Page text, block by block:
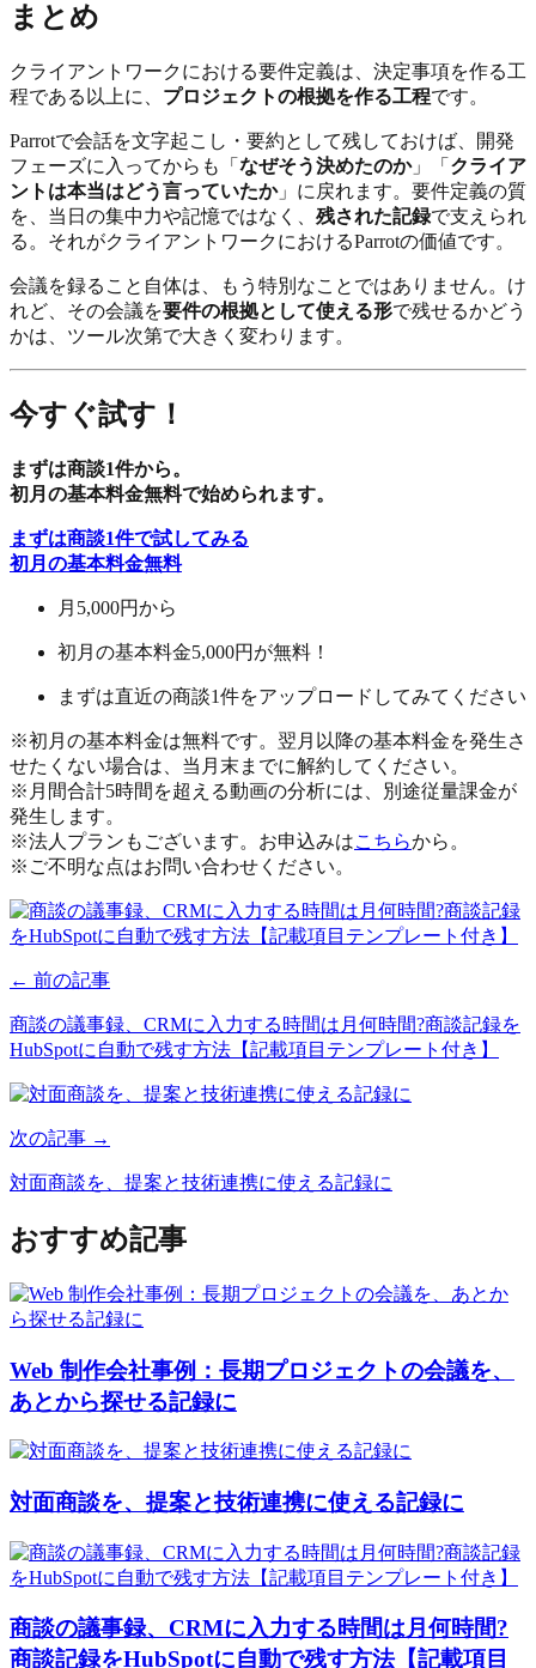
まとめ
クライアントワークにおける要件定義は、決定事項を作る工
程である以上に、 プロジェクトの根拠を作る工程です。
Parrotで会話を文字起こし・要約として残しておけば、開発
フェーズに入ってからも「 なぜそう決めたのか」「 クライア
ントは本当はどう言っていたか」に戻れます。要件定義の質
を、当日の集中力や記憶ではなく、 残された記録で支えられ
る。それがクライアントワークにおけるParrotの価値です。
会議を録ること自体は、もう特別なことではありません。け
れど、その会議を要件の根拠として使える形で残せるかどう
かは、ツール次第で大きく変わります。
今すぐ試す！
まずは商談1件から。
初月の基本料金無料で始められます。
まずは商談1件で試してみる
初月の基本料金無料
月5,000円から
初月の基本料金5,000円が無料！
まずは直近の商談1件をアップロードしてみてください
※初月の基本料金は無料です。翌月以降の基本料金を発生さ
せたくない場合は、当月末までに解約してください。
※月間合計5時間を超える動画の分析には、別途従量課金が
発生します。
※法人プランもございます。お申込みはこちらから。
※ご不明な点はお問い合わせください。
← 前の記事
商談の議事録、CRMに入力する時間は月何時間?商談記録を
HubSpotに自動で残す方法【記載項目テンプレート付き】
次の記事 →
対面商談を、提案と技術連携に使える記録に
おすすめ記事
Web 制作会社事例：長期プロジェクトの会議を、
あとから探せる記録に
対面商談を、提案と技術連携に使える記録に
商談の議事録、CRMに入力する時間は月何時間?
商談記録をHubSpotに自動で残す方法【記載項目